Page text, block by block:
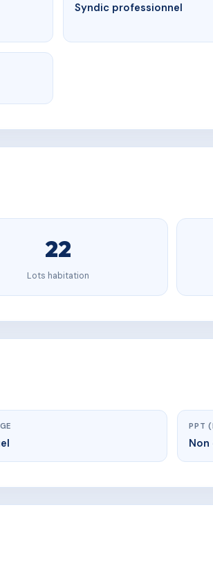
Syndic professionnel
22
Lots habitation
PPT
Non